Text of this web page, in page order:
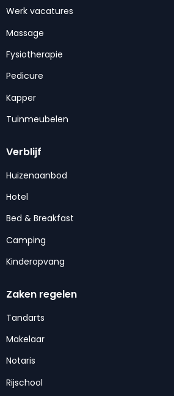
Werk vacatures
Massage
Fysiotherapie
Pedicure
Kapper
Tuinmeubelen
Verblijf
Huizenaanbod
Hotel
Bed & Breakfast
Camping
Kinderopvang
Zaken regelen
Tandarts
Makelaar
Notaris
Rijschool